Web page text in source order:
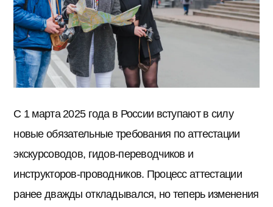
С 1 марта 2025 года в России вступают в силу
новые обязательные требования по аттестации
экскурсоводов, гидов-переводчиков и
инструкторов-проводников. Процесс аттестации
ранее дважды откладывался, но теперь изменения